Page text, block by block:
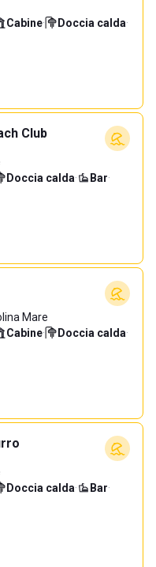
Cabine· Doccia calda·
Club
Doccia calda· Bar·
Mare
Cabine· Doccia calda·
Doccia calda· Bar·